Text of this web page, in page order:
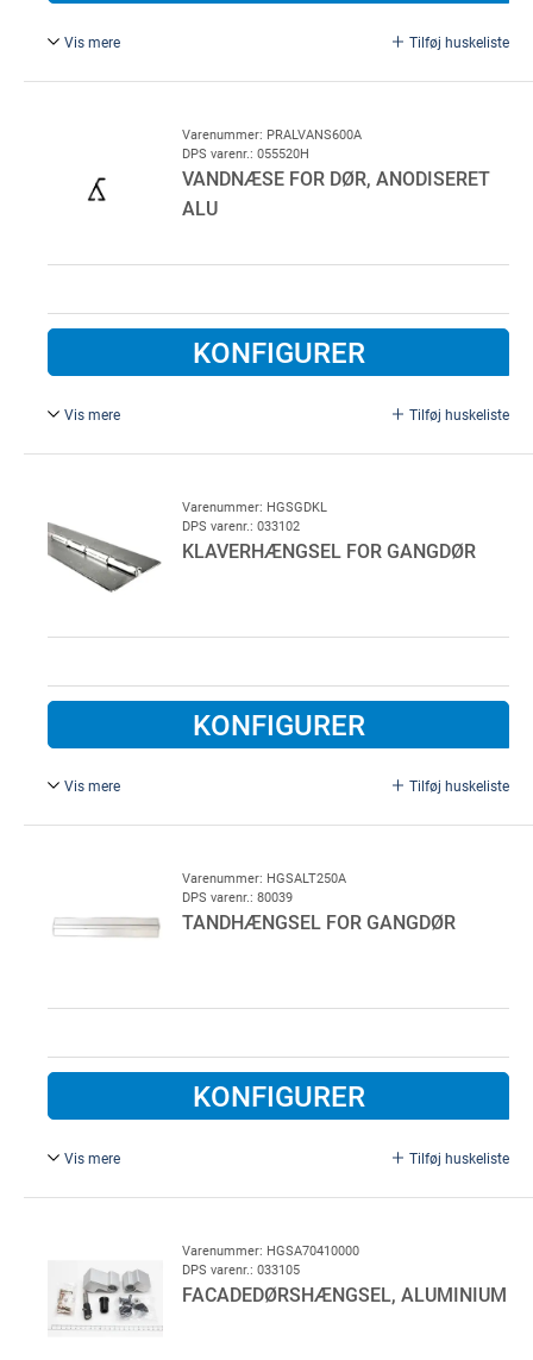
Vis mere Tilføj huskeliste
Varenummer: PRALVANS600A
DPS varenr.: 055520H
VANDNÆSE FOR DØR, ANODISERET
ALU
KONFIGURER
Vis mere Tilføj huskeliste
Varenummer: HGSGDKL
DPS varenr.: 033102
KLAVERHÆNGSEL FOR GANGDØR
KONFIGURER
Vis mere Tilføj huskeliste
60 x 2000 mm, galvaniseret. Klaverhængsel, galvaniseret
mm, tykkelse 2,0 mmVarenummer: HGSALT250A
DPS varenr.: 80039
TANDHÆNGSEL FOR GANGDØR
KONFIGURER
Vis mere Tilføj huskeliste
L = 2500 mm, aluminium. Gangdørshængsel, anodiseret
Varenummer: HGSA70410000
DPS varenr.: 033105
FACADEDØRSHÆNGSEL, ALUMINIUM